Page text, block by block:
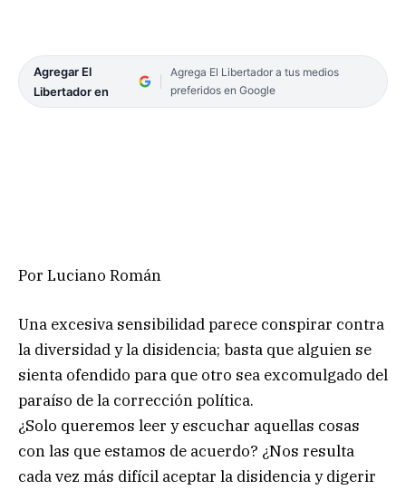
Agregar El
Libertador en
Agrega El Libertador a tus medios
preferidos en Google
Por Luciano Román
Una excesiva sensibilidad parece conspirar contra
la diversidad y la disidencia; basta que alguien se
sienta ofendido para que otro sea excomulgado del
paraíso de la corrección política.
¿Solo queremos leer y escuchar aquellas cosas
con las que estamos de acuerdo? ¿Nos resulta
cada vez más difícil aceptar la disidencia y digerir